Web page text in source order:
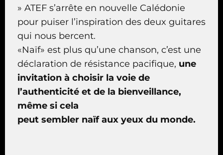
» ATEF s’arrête en nouvelle Calédonie
pour puiser l’inspiration des deux guitares
qui nous bercent.
«Naïf» est plus qu’une chanson, c’est une
déclaration de résistance pacifique, une
invitation à choisir la voie de
l’authenticité et de la bienveillance,
même si cela
peut sembler naïf aux yeux du monde.